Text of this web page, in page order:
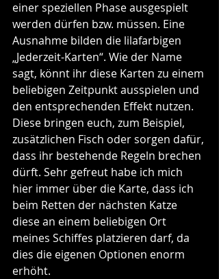
einer speziellen Phase ausgespielt
werden dürfen bzw. müssen. Eine
Ausnahme bilden die lilafarbigen
„Jederzeit-Karten“. Wie der Name
sagt, könnt ihr diese Karten zu einem
beliebigen Zeitpunkt ausspielen und
den entsprechenden Effekt nutzen.
Diese bringen euch, zum Beispiel,
zusätzlichen Fisch oder sorgen dafür,
dass ihr bestehende Regeln brechen
dürft. Sehr gefreut habe ich mich
hier immer über die Karte, dass ich
beim Retten der nächsten Katze
diese an einem beliebigen Ort
meines Schiffes platzieren darf, da
dies die eigenen Optionen enorm
erhöht.